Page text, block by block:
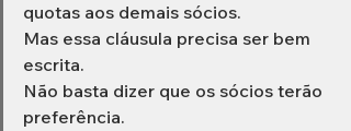
quotas aos demais sócios.
Mas essa cláusula precisa ser bem
escrita.
Não basta dizer que os sócios terão
preferência.